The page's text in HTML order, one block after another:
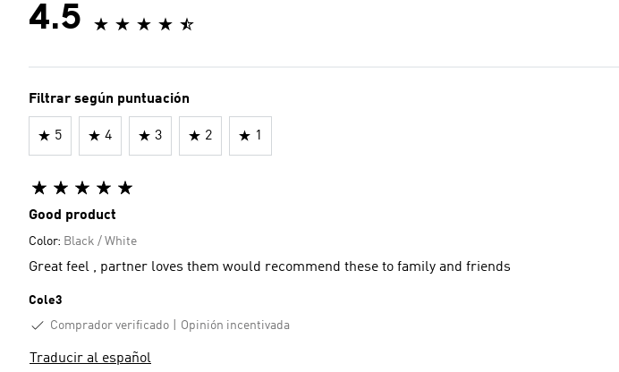
4.5
Filtrar según puntuación
5 4 3 2 1
Good product
Color: Black / White
Great feel , partner loves them would recommend these to family and friends
Cole3
Comprador verificado
Opinión incentivada
Traducir al español